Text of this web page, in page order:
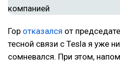
Гор отказался от
тесной связи с Tesla я уже
сомневался. При этом,